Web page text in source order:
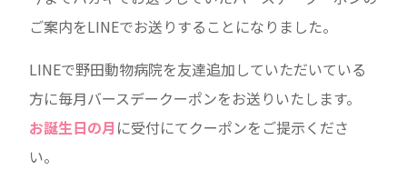
ご案内をLINEでお送りすることになりました。
LINEで野田動物病院を友達追加していただいている
方に毎月バースデークーポンをお送りいたします。
お誕生日の月 に受付にてクーポンをご提示くださ
い。